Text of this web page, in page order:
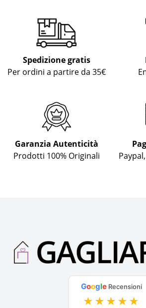
Spedizione gratis
Per ordini a partire da 35€
Garanzia Autenticità
Prodotti 100% Originali
Google Recensioni
★★★★★